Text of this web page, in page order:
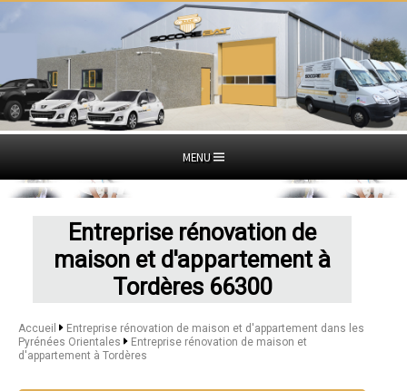
MENU
Entreprise rénovation de
maison et d'appartement à
Tordères 66300
Accueil
Entreprise rénovation de maison et d'appartement dans les
Pyrénées Orientales
Entreprise rénovation de maison et
d'appartement à Tordères